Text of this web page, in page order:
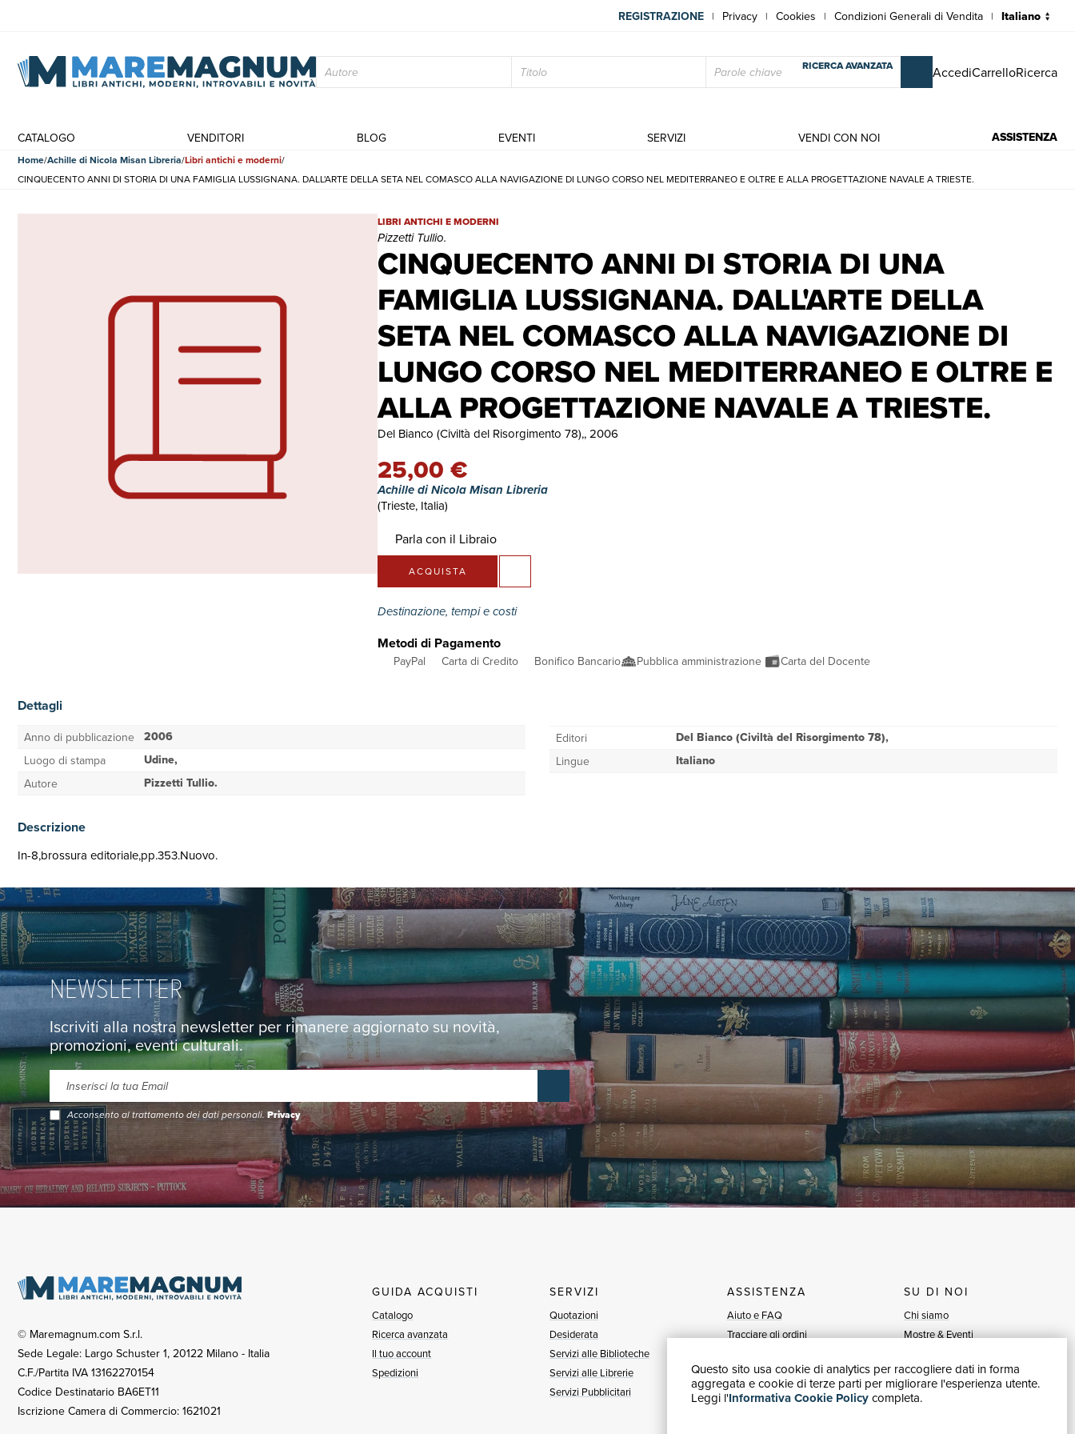
Questo sito usa cookie di analytics per raccogliere dati in forma
aggregata e cookie di terze parti per migliorare l'esperienza utente.
Leggi l'Informativa Cookie Policycompleta.
REGISTRAZIONE | Privacy | Cookies | Condizioni Generali di Vendita |
RICERCA AVANZATA AccediCarrelloRicerca
CATALOGO VENDITORI BLOG EVENTI SERVIZI VENDI CON NOI ASSISTENZA
Home Achille di Nicola Misan Libreria Libri antichi e moderni
CINQUECENTO ANNI DI STORIA DI UNA FAMIGLIA LUSSIGNANA. DALL'ARTE DELLA SETA NEL COMASCO ALLA NAVIGAZIONE DI LUNGO CORSO NEL MEDITERRANEO E OLTRE E ALLA PROGETTAZIONE NAVALE A TRIESTE.
CINQUECENTO ANNI DI STORIA DI UNA
FAMIGLIA LUSSIGNANA. DALL'ARTE DELLA
SETA NEL COMASCO ALLA NAVIGAZIONE DI
LUNGO CORSO NEL MEDITERRANEO E OLTRE E
ALLA PROGETTAZIONE NAVALE A TRIESTE.
CINQUECENTO ANNI DI STORIA DI UNA FAMIGLIA LUSSIGNANA. DALL'ARTE DELLA SETA NEL COMASCO ALLA
LIBRI ANTICHI E MODERNI
Pizzetti Tullio.
Del Bianco (Civiltà del Risorgimento 78),, 2006
25,00 €
Achille di Nicola Misan Libreria
(Trieste, Italia)
Parla con il Libraio
ACQUISTA
Destinazione, tempi e costi
Metodi di Pagamento
PayPal Carta di Credito Bonifico Bancario Pubblica amministrazione Carta del Docente
Dettagli
Anno di pubblicazione 2006
Luogo di stampa Udine,
Autore Pizzetti Tullio.
Editori Del Bianco (Civiltà del Risorgimento 78),
Lingue Italiano
Descrizione
In-8,brossura editoriale,pp.353.Nuovo.
NEWSLETTER
Iscriviti alla nostra newsletter per rimanere aggiornato su novità,
promozioni, eventi culturali.
Acconsento al trattamento dei dati personali.Privacy
© Maremagnum.com S.r.l.
Sede Legale: Largo Schuster 1, 20122 Milano - Italia
C.F./Partita IVA 13162270154
Codice Destinatario BA6ET11
Iscrizione Camera di Commercio: 1621021
GUIDA ACQUISTI
Catalogo
Ricerca avanzata
Il tuo account
Spedizioni
SERVIZI
Quotazioni
Desiderata
Servizi alle Biblioteche
Servizi alle Librerie
Servizi Pubblicitari
ASSISTENZA
Aiuto e FAQ
Tracciare gli ordini
Fatturazione
Carta del Docente / 18App
SU DI NOI
Chi siamo
Mostre & Eventi
Blog
Vendi con noi